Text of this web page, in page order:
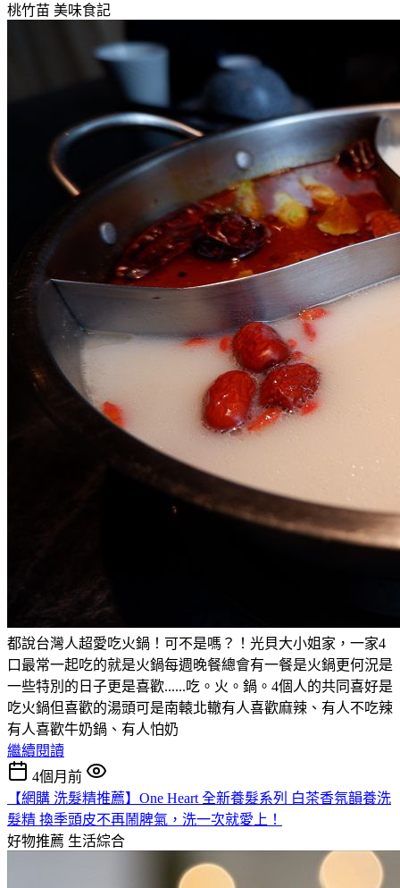
桃竹苗 美味食記
都說台灣人超愛吃火鍋！可不是嗎？！光貝大小姐家，一家4
口最常一起吃的就是火鍋每週晚餐總會有一餐是火鍋更何況是
一些特別的日子更是喜歡......吃。火。鍋。4個人的共同喜好是
吃火鍋但喜歡的湯頭可是南轅北轍有人喜歡麻辣、有人不吃辣
有人喜歡牛奶鍋、有人怕奶
繼續閱讀
4個月前
【網購 洗髮精推薦】One Heart 全新養髮系列 白茶香氛韻養洗
髮精 換季頭皮不再鬧脾氣，洗一次就愛上！
好物推薦 生活綜合